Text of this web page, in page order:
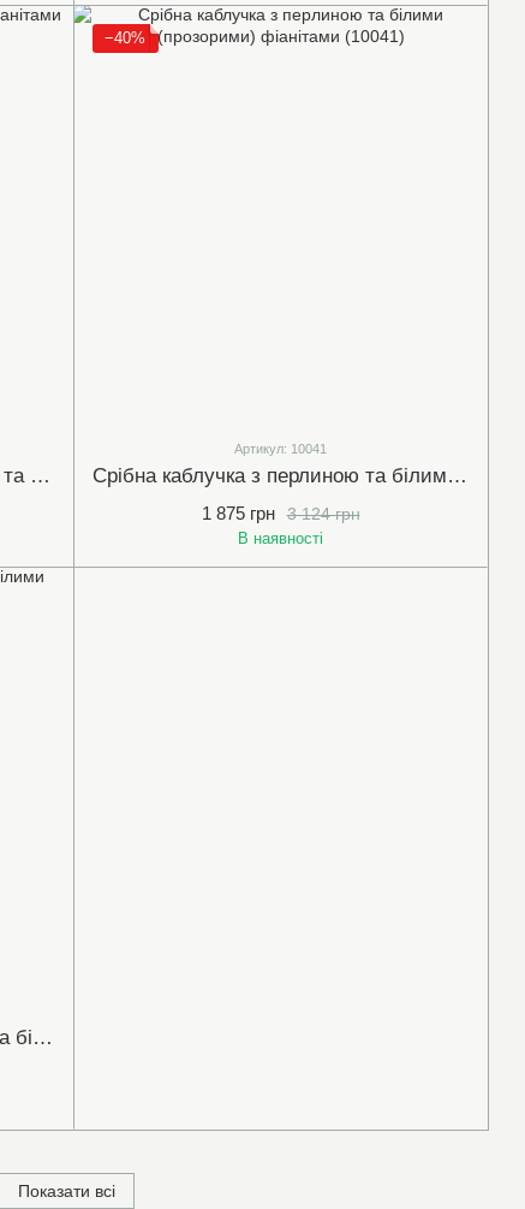
Срібна каблучка з містик кварцем та фіанітами (арт.10009)
−40%
Артикул: 10041
Срібна каблучка з перлиною та білими (прозорими) фіанітами (10041)
3 124 грн
1 875 грн
В наявності
Срібна каблучка з Нано Рубіном та білими (прозорими) фіанітами (10018)
Показати всі